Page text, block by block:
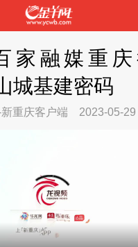
家融媒重庆
城基建密码
重庆客户端 2023-05-29